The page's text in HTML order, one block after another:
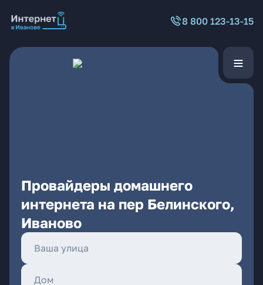
8 800 123-13-15
Провайдеры домашнего
интернета на пер Белинского,
Иваново